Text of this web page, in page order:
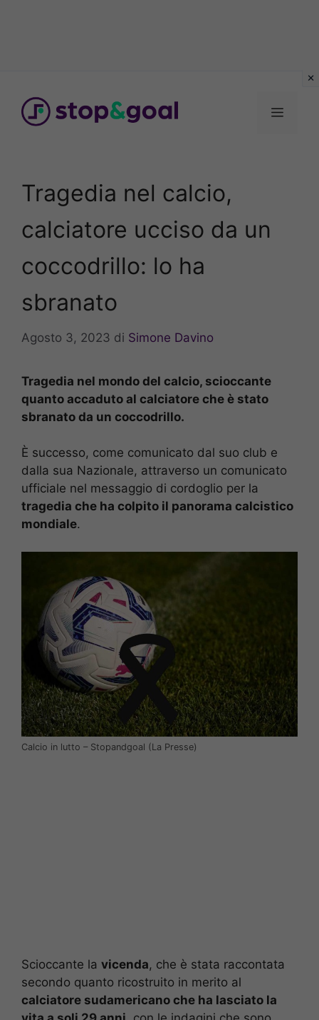
contenuto
Menu
Tragedia nel calcio,
calciatore ucciso da un
coccodrillo: lo ha
sbranato
Agosto 3, 2023 di Simone Davino
Tragedia nel mondo del calcio, scioccante
quanto accaduto al calciatore che è stato
sbranato da un coccodrillo.
È successo, come comunicato dal suo club e
dalla sua Nazionale, attraverso un comunicato
ufficiale nel messaggio di cordoglio per la
tragedia che ha colpito il panorama calcistico
mondiale.
Calcio in lutto – Stopandgoal (La Presse)
Scioccante la vicenda, che è stata raccontata
secondo quanto ricostruito in merito al
calciatore sudamericano che ha lasciato la